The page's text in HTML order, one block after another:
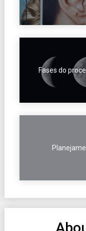
Fases do